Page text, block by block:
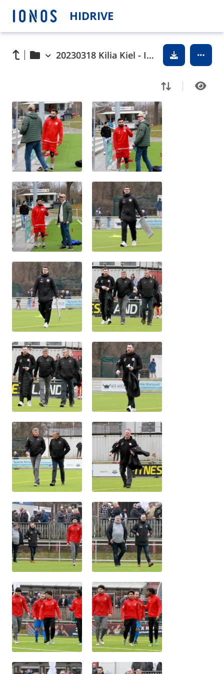
HIDRIVE
20230318 Kilia Kiel - Inter Türkspor Kiel © 2023 Ismail Yesilyurt